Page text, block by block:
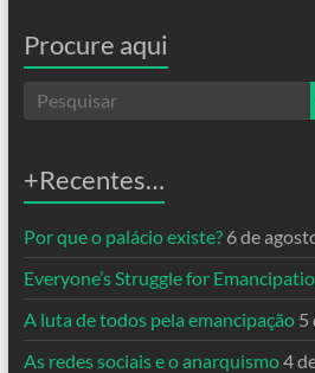
Procure aqui
+Recentes…
Por que o palácio existe? 6 de
Everyone’s Struggle for
A luta de todos pela emancipação 5
As redes sociais e o anarquismo4